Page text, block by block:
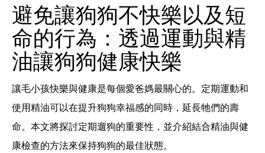
避免讓狗狗不快樂以及短
命的行為：透過運動與精
油讓狗狗健康快樂
讓毛小孩快樂與健康是每個愛爸媽最關心的。定期運動和
使用精油可以在提升狗狗幸福感的同時，延長牠們的壽
命。本文將探討定期遛狗的重要性，並介紹結合精油與健
康檢查的方法來保持狗狗的最佳狀態。